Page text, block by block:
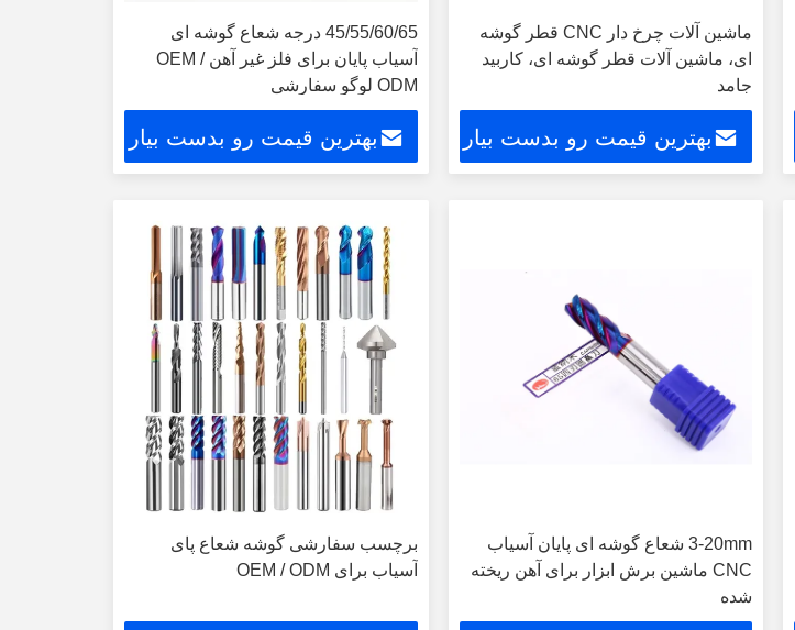
ماشین آلات چرخ دار CNC قطر گوشه
ای، ماشین آلات قطر گوشه ای، کاربید
جامد
بهترین قیمت رو بدست بیار
45/55/60/65 درجه شعاع گوشه ای
آسیاب پایان برای فلز غیر آهن OEM /
ODM لوگو سفارشی
بهترین قیمت رو بدست بیار
3-20mm شعاع گوشه ای پایان آسیاب
CNC ماشین برش ابزار برای آهن ریخته
شده
برچسب سفارشی گوشه شعاع پای
آسیاب برای OEM / ODM